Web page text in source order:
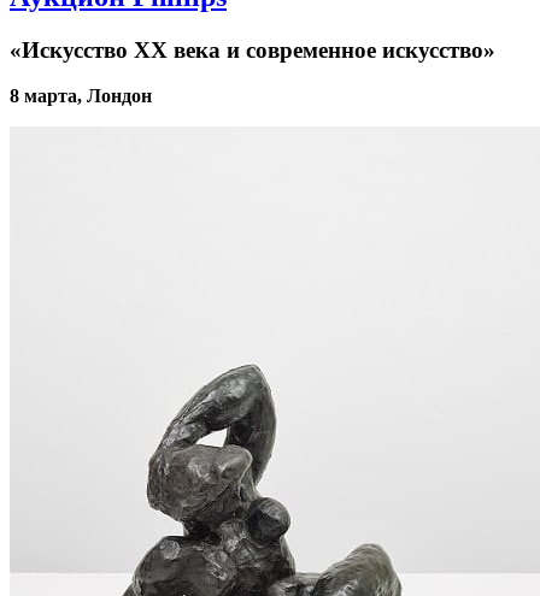
«Искусство XX века и современное искусство»
8 марта, Лондон